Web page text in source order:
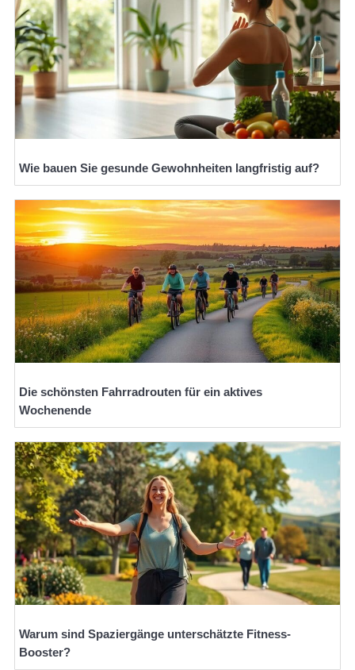
Wie bauen Sie gesunde Gewohnheiten langfristig auf?
Die schönsten Fahrradrouten für ein aktives
Wochenende
Warum sind Spaziergänge unterschätzte Fitness-
Booster?